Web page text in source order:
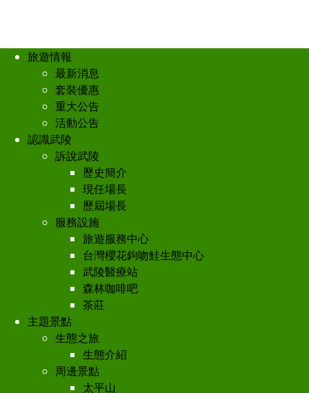
旅遊情報
最新消息
套裝優惠
重大公告
活動公告
認識武陵
訴說武陵
歷史簡介
現任場長
歷屆場長
服務設施
旅遊服務中心
台灣櫻花鉤吻鮭生態中心
武陵醫療站
森林咖啡吧
茶莊
主題景點
生態之旅
生態介紹
周邊景點
太平山